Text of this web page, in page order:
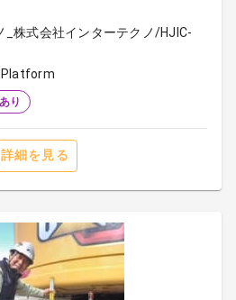
_株式会社インターテクノ/HJIC-
Platform
り
詳細を見る